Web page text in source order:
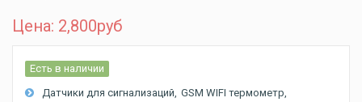
Цена: 2,800руб
Есть в наличии
Датчики для сигнализаций GSM WIFI термометр